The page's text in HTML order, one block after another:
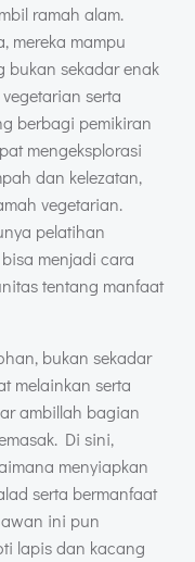
ramah alam.
mereka mampu
bukan sekadar enak
serta
berbagi pemikiran
mengeksplorasi
dan kelezatan,
vegetarian.
pelatihan
menjadi cara
tentang manfaat
bukan sekadar
melainkan serta
ambillah bagian
Di sini,
menyiapkan
serta bermanfaat
ini pun
lapis dan kacang